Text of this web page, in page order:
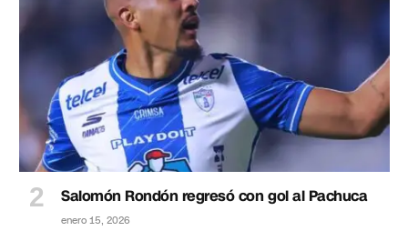
Salomón Rondón regresó con gol al Pachuca
enero 15, 2026